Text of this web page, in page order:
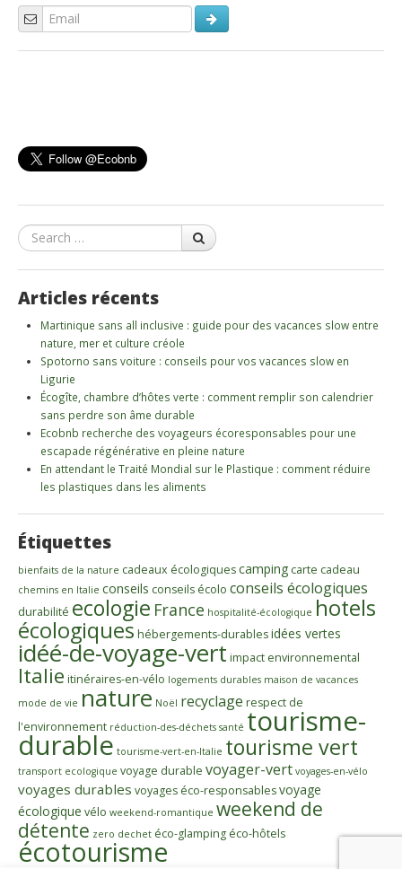
Search
Articles récents
Martinique sans all inclusive : guide pour des vacances slow entre
nature, mer et culture créole
Spotorno sans voiture : conseils pour vos vacances slow en
Ligurie
Écogîte, chambre d’hôtes verte : comment remplir son calendrier
sans perdre son âme durable
Ecobnb recherche des voyageurs écoresponsables pour une
escapade régénérative en pleine nature
En attendant le Traité Mondial sur le Plastique : comment réduire
les plastiques dans les aliments
Étiquettes
bienfaits de la nature cadeaux écologiquescamping carte cadeau
chemins en Italie conseils conseils écolo conseils écologiques
durabilité ecologie France hospitalité-écologique hotels
écologiques hébergements-durablesidées vertes
idéé-de-voyage-vert impact environnemental
Italie itinéraires-en-vélo logements durables maison de vacances
mode de vie nature Noël recyclage respect de
l'environnement réduction-des-déchets santé tourisme-
durable tourisme-vert-en-Italie tourisme vert
transport ecologique voyage durable voyager-vert voyages-en-vélo
voyages durables voyages éco-responsablesvoyage
écologique vélo weekend-romantique weekend de
détente zero dechet éco-glamping éco-hôtels
écotourisme